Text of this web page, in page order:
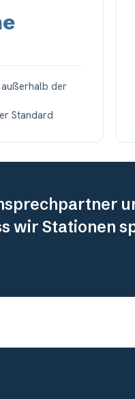
außerhalb der
Standard
wir Stationen